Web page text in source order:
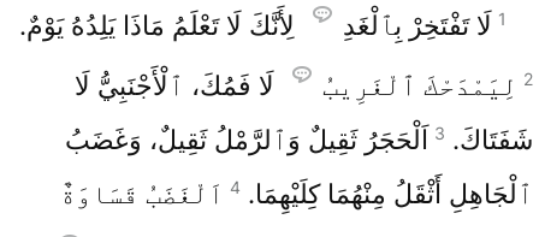
1 لَا تَفْتَخِرْ بِٱلْغَدِ لِأَنَّكَ لَا تَعْلَمُ مَاذَا يَلِدُهُ يَوْمٌ.
2 لِيَمْدَحْكَ ٱلْغَرِيبُ
لَا فَمُكَ، ٱلْأَجْنَبِيُّ لَا
شَفَتَاكَ. 3 اَلْحَجَرُ ثَقِيلٌ وَٱلرَّمْلُ ثَقِيلٌ، وَغَضَبُ
ٱلْجَاهِلِ أَثْقَلُ مِنْهُمَا كِلَيْهِمَا. 4 اَلْغَضَبُ قَسَاوَةٌ